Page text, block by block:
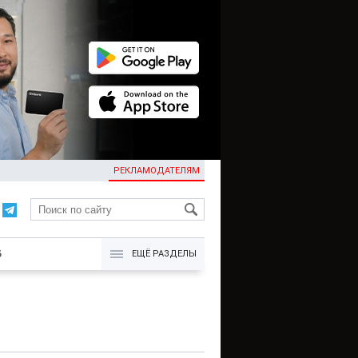
РЕКЛАМОДАТЕЛЯМ
KG
ЕЩЁ РАЗДЕЛЫ